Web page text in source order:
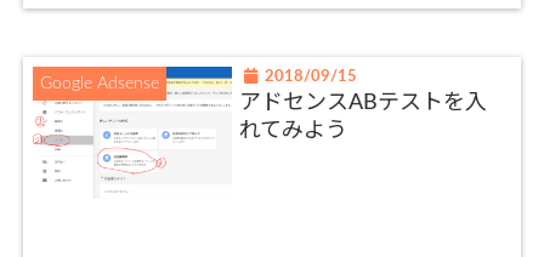
Google Adsense 2018/09/15
アドセンスABテストを入
れてみよう